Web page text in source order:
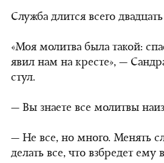
Служба длится всего
«Моя молитва была такой:
явил нам на кресте», —
стул.
— Вы знаете все молитвы
— Не все, но много. Менять
делать все, что взбредет